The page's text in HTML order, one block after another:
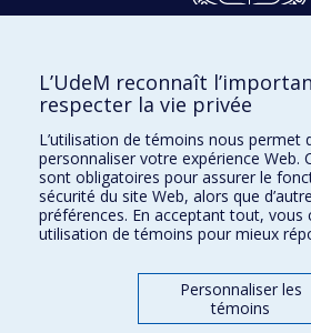
Accès protégé
Facebook|Twitter
LinkedIn|Instagram
L’UdeM reconnaît
respecter la vie privée
L’utilisation de témoins nous permet
personnaliser votre expérience Web.
sont obligatoires pour assurer le
sécurité du site Web, alors que
préférences. En acceptant tout, vous
utilisation de témoins pour mieux
Personnaliser les
témoins